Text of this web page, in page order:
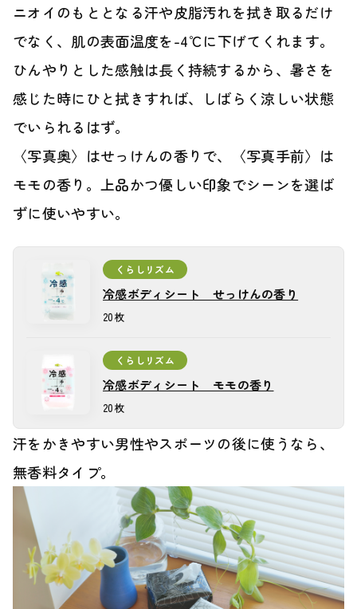
ニオイのもととなる汗や皮脂汚れを拭き取るだけ
でなく、肌の表面温度を-4℃に下げてくれます。
ひんやりとした感触は長く持続するから、暑さを
感じた時にひと拭きすれば、しばらく涼しい状態
でいられるはず。
〈写真奥〉はせっけんの香りで、〈写真手前〉は
モモの香り。上品かつ優しい印象でシーンを選ば
ずに使いやすい。
くらしリズム
冷感ボディシート せっけんの香り
冷感ボディシート せっけんの香り
20枚
くらしリズム
冷感ボディシート モモの香り
冷感ボディシート モモの香り
20枚
汗をかきやすい男性やスポーツの後に使うなら、
無香料タイプ。